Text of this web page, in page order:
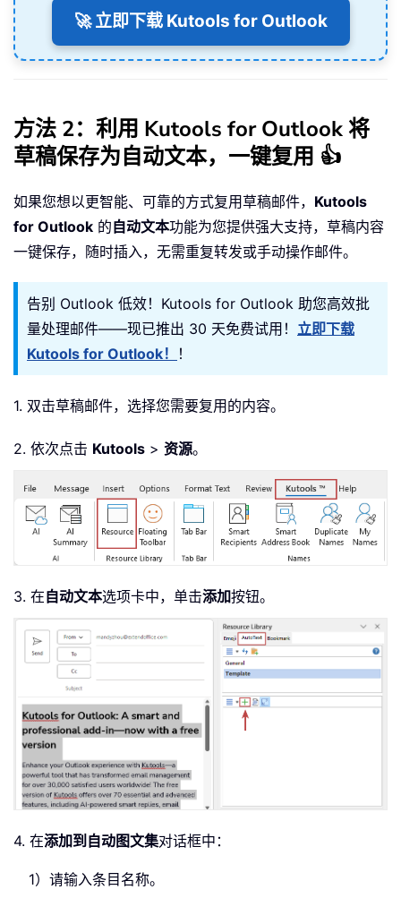
🚀 立即下载 Kutools for Outlook
方法 2：利用 Kutools for Outlook 将
草稿保存为自动文本，一键复用 👍
如果您想以更智能、可靠的方式复用草稿邮件， Kutools
for Outlook 的自动文本功能为您提供强大支持，草稿内容
一键保存，随时插入，无需重复转发或手动操作邮件。
告别 Outlook 低效！Kutools for Outlook 助您高效批
量处理邮件——现已推出 30 天免费试用！ 立即下载
Kutools for Outlook！
！
1. 双击草稿邮件，选择您需要复用的内容。
2. 依次点击 Kutools > 资源。
3. 在自动文本选项卡中，单击添加按钮。
4. 在添加到自动图文集对话框中：
1）请输入条目名称。